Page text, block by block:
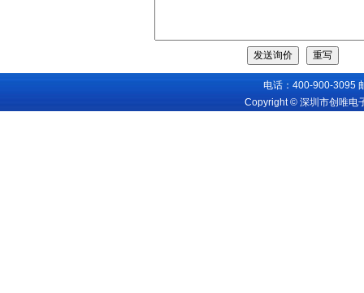
电话：400-900-3095
Copyright © 深圳市创唯电